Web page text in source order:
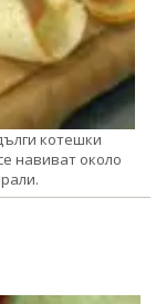
котешки
навиват около